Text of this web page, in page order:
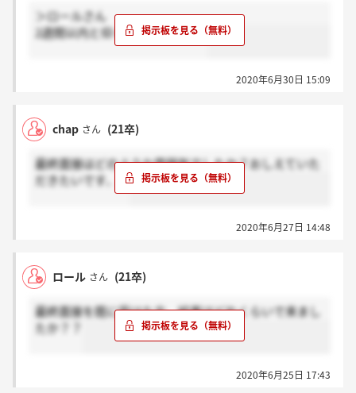
＞ロールさん
2週間以内と仰っていました。！
2020年6月30日 15:09
chap さん (21卒)
最終面接はどのような雰囲気でしたか？おしえていた
だきたいです、、
2020年6月27日 14:48
ロール さん (21卒)
最終面接を既に受けた方、結果はどれくらいで来まし
たか？？
2020年6月25日 17:43